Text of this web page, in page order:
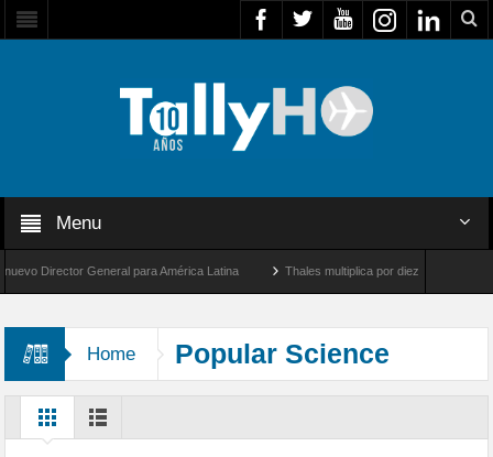
Menu
Director General para América Latina Thales multiplica por diez su capacidad
Home Popular Science